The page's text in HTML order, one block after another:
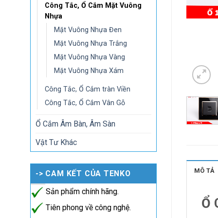
Công Tắc, Ổ Cắm Mặt Vuông
Nhựa
Mặt Vuông Nhựa Đen
Mặt Vuông Nhựa Trắng
Mặt Vuông Nhựa Vàng
Mặt Vuông Nhựa Xám
Công Tắc, Ổ Cắm tràn Viền
Công Tắc, Ổ Cắm Vân Gỗ
Ổ Cắm Âm Bàn, Âm Sàn
Vật Tư Khác
-> CAM KẾT CỦA TENKO
Sản phẩm chính hãng.
Tiên phong về công nghệ.
MÔ TẢ
Ổ